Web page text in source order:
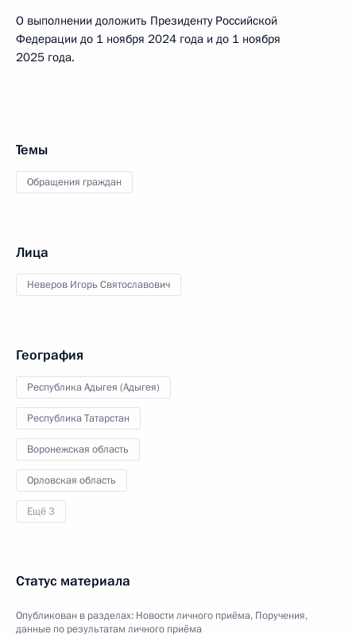
О выполнении доложить Президенту Российской
Федерации до 1 ноября 2024 года и до 1 ноября
2025 года.
Темы
Обращения граждан
Лица
Неверов Игорь Святославович
География
Республика Адыгея (Адыгея)
Республика Татарстан
Воронежская область
Орловская область
Ещё 3
Статус материала
Опубликован в разделах: Новости личного приёма, Поручения,
данные по результатам личного приёма